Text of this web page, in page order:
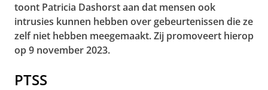
toont Patricia Dashorst aan dat mensen ook
intrusies kunnen hebben over gebeurtenissen die ze
zelf niet hebben meegemaakt. Zij promoveert hierop
op 9 november 2023.
PTSS